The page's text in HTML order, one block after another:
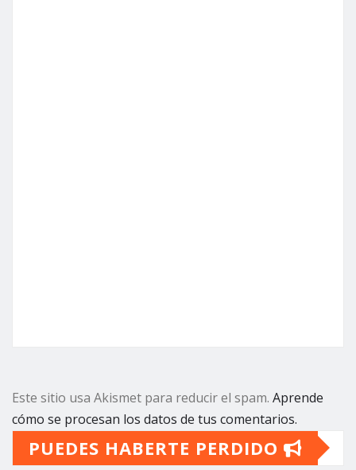
Este sitio usa Akismet para reducir el spam. Aprende
cómo se procesan los datos de tus comentarios.
PUEDES HABERTE PERDIDO